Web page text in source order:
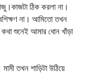
ঠিক করলা না।
না। আমিতো তখন
শুনেই আমার ধোন খাঁড়া
তখন শাড়িটা উঠিয়ে